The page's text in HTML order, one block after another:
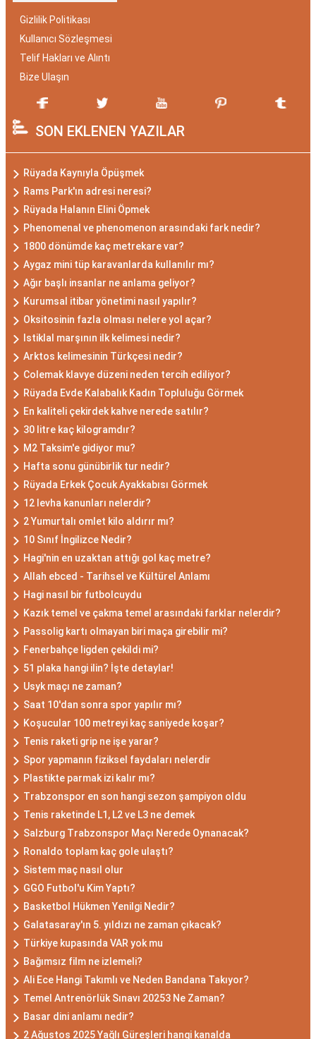
Gizlilik Politikası
Kullanıcı Sözleşmesi
Telif Hakları ve Alıntı
Bize Ulaşın
SON EKLENEN YAZILAR
Rüyada Kaynıyla Öpüşmek
Rams Park'ın adresi neresi?
Rüyada Halanın Elini Öpmek
Phenomenal ve phenomenon arasındaki fark nedir?
1800 dönümde kaç metrekare var?
Aygaz mini tüp karavanlarda kullanılır mı?
Ağır başlı insanlar ne anlama geliyor?
Kurumsal itibar yönetimi nasıl yapılır?
Oksitosinin fazla olması nelere yol açar?
Istiklal marşının ilk kelimesi nedir?
Arktos kelimesinin Türkçesi nedir?
Colemak klavye düzeni neden tercih ediliyor?
Rüyada Evde Kalabalık Kadın Topluluğu Görmek
En kaliteli çekirdek kahve nerede satılır?
30 litre kaç kilogramdır?
M2 Taksim'e gidiyor mu?
Hafta sonu günübirlik tur nedir?
Rüyada Erkek Çocuk Ayakkabısı Görmek
12 levha kanunları nelerdir?
2 Yumurtalı omlet kilo aldırır mı?
10 Sınıf İngilizce Nedir?
Hagi'nin en uzaktan attığı gol kaç metre?
Allah ebced - Tarihsel ve Kültürel Anlamı
Hagi nasıl bir futbolcuydu
Kazık temel ve çakma temel arasındaki farklar nelerdir?
Passolig kartı olmayan biri maça girebilir mi?
Fenerbahçe ligden çekildi mi?
51 plaka hangi ilin? İşte detaylar!
Usyk maçı ne zaman?
Saat 10'dan sonra spor yapılır mı?
Koşucular 100 metreyi kaç saniyede koşar?
Tenis raketi grip ne işe yarar?
Spor yapmanın fiziksel faydaları nelerdir
Plastikte parmak izi kalır mı?
Trabzonspor en son hangi sezon şampiyon oldu
Tenis raketinde L1, L2 ve L3 ne demek
Salzburg Trabzonspor Maçı Nerede Oynanacak?
Ronaldo toplam kaç gole ulaştı?
Sistem maç nasıl olur
GGO Futbol'u Kim Yaptı?
Basketbol Hükmen Yenilgi Nedir?
Galatasaray'ın 5. yıldızı ne zaman çıkacak?
Türkiye kupasında VAR yok mu
Bağımsız film ne izlemeli?
Ali Ece Hangi Takımlı ve Neden Bandana Takıyor?
Temel Antrenörlük Sınavı 20253 Ne Zaman?
Basar dini anlamı nedir?
2 Ağustos 2025 Yağlı Güreşleri hangi kanalda